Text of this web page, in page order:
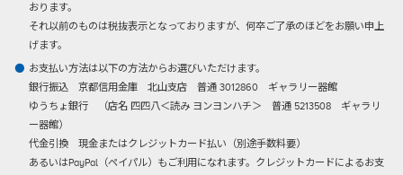
おります。
それ以前のものは税抜表示となっておりますが、何卒ご了承のほどをお願い申上
げます。
お支払い方法は以下の方法からお選びいただけます。
銀行振込京都信用金庫 北山支店 普通 3012860 ギャラリー器館
ゆうちょ銀行 （店名 四四八＜読み ヨンヨンハチ＞ 普通 5213508 ギャラリ
ー器館）
代金引換現金またはクレジットカード払い（別途手数料要）
あるいはPayPal（ペイパル）もご利用になれます。クレジットカードによるお支